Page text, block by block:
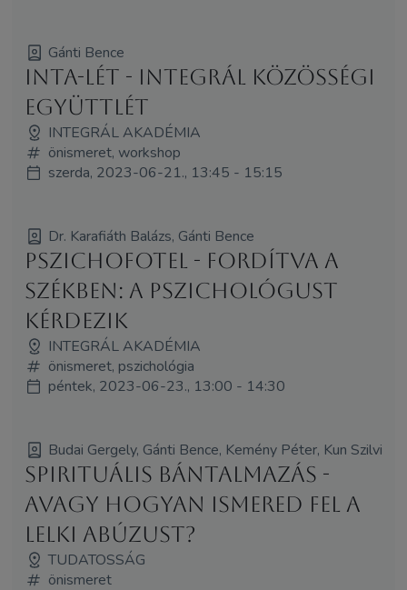
Gánti Bence
INTA-lét - Integrál közösségi
együttlét
INTEGRÁL AKADÉMIA
önismeret, workshop
szerda, 2023-06-21., 13:45 - 15:15
Dr. Karafiáth Balázs, Gánti Bence
Pszichofotel - Fordítva a
székben: a pszichológust
kérdezik
INTEGRÁL AKADÉMIA
önismeret, pszichológia
péntek, 2023-06-23., 13:00 - 14:30
Budai Gergely, Gánti Bence, Kemény Péter, Kun Szilvi
Spirituális bántalmazás -
avagy hogyan ismered fel a
lelki abúzust?
TUDATOSSÁG
önismeret